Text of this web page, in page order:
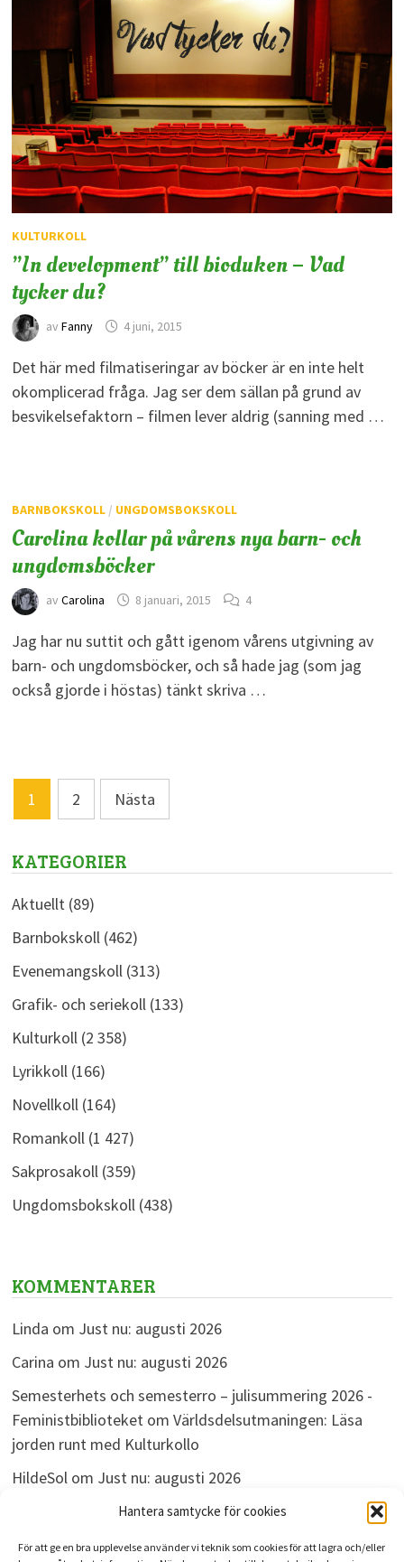
Hantera samtycke för cookies
För att ge en bra upplevelse använder vi teknik som cookies för att lagra och/eller
KULTURKOLL
”In development” till bioduken – Vad
tycker du?
av Fanny 4 juni, 2015
Det här med filmatiseringar av böcker är en inte helt
okomplicerad fråga. Jag ser dem sällan på grund av
besvikelsefaktorn – filmen lever aldrig (sanning med …
BARNBOKSKOLL/ UNGDOMSBOKSKOLL
Carolina kollar på vårens nya barn- och
ungdomsböcker
av Carolina 8 januari, 2015 4
Jag har nu suttit och gått igenom vårens utgivning av
barn- och ungdomsböcker, och så hade jag (som jag
också gjorde i höstas) tänkt skriva …
Sidnumrering
för
inlägg
1 2 Nästa
KATEGORIER
Aktuellt (89)
Barnbokskoll (462)
Evenemangskoll (313)
Grafik- och seriekoll (133)
Kulturkoll (2 358)
Lyrikkoll (166)
Novellkoll (164)
Romankoll (1 427)
Sakprosakoll (359)
Ungdomsbokskoll (438)
KOMMENTARER
Linda om Just nu: augusti 2026
Carina om Just nu: augusti 2026
Semesterhets och semesterro – julisummering 2026 -
Feministbiblioteket om Världsdelsutmaningen: Läsa
jorden runt med Kulturkollo
HildeSol om Just nu: augusti 2026
omJust nu: augusti 2026